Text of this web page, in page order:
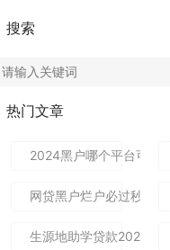
搜索
热门文章
2024黑户哪个平台可以
网贷黑户烂户必过秒下
生源地助学贷款2025年